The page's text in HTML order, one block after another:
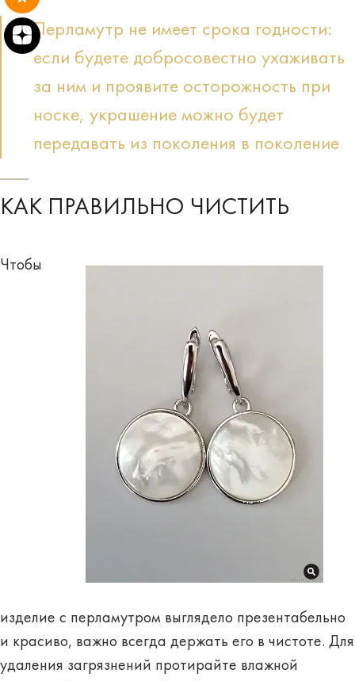
Перламутр не имеет срока годности:
если будете добросовестно ухаживать
за ним и проявите осторожность при
носке, украшение можно будет
передавать из поколения в поколение
КАК ПРАВИЛЬНО ЧИСТИТЬ
Чтобы
изделие с перламутром выглядело презентабельно
и красиво, важно всегда держать его в чистоте. Для
удаления загрязнений протирайте влажной